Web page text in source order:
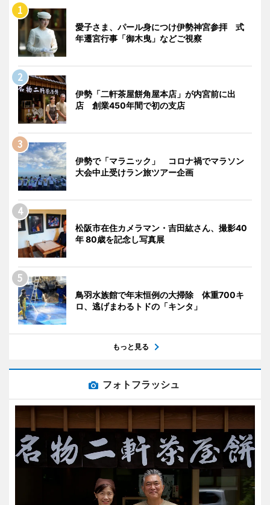
愛子さま、パール身につけ伊勢神宮参拝 式
年遷宮行事「御木曳」などご視察
伊勢「二軒茶屋餅角屋本店」が内宮前に出
店 創業450年間で初の支店
伊勢で「マラニック」 コロナ禍でマラソン
大会中止受けラン旅ツアー企画
松阪市在住カメラマン・吉田紘さん、撮影40
年 80歳を記念し写真展
鳥羽水族館で年末恒例の大掃除 体重700キ
ロ、逃げまわるトドの「キンタ」
もっと見る
フォトフラッシュ